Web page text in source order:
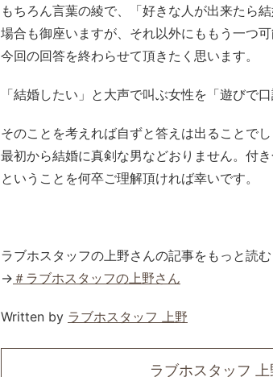
もちろん言葉の綾で、「好きな人が出来たら
場合も御座いますが、それ以外にももう一つ
今回の回答を終わらせて頂きたく思います。
「結婚したい」と大声で叫ぶ女性を「遊びで
そのことを考えれば自ずと答えは出ることでし
最初から結婚に真剣な男などおりません。付
ということを何卒ご理解頂ければ幸いです。
ラブホスタッフの上野さんの記事をもっと読む
→ ＃ラブホスタッフの上野さん
Written by ラブホスタッフ 上野
ラブホスタッフ